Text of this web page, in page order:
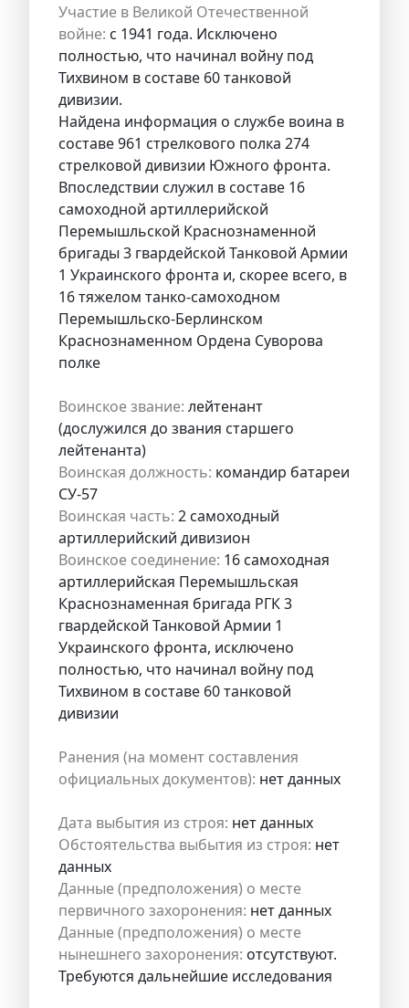
Участие в Великой Отечественной
войне: с 1941 года. Исключено
полностью, что начинал войну под
Тихвином в составе 60 танковой
дивизии.
Найдена информация о службе воина в
составе 961 стрелкового полка 274
стрелковой дивизии Южного фронта.
Впоследствии служил в составе 16
самоходной артиллерийской
Перемышльской Краснознаменной
бригады 3 гвардейской Танковой Армии
1 Украинского фронта и, скорее всего, в
16 тяжелом танко-самоходном
Перемышльско-Берлинском
Краснознаменном Ордена Суворова
полке
Воинское звание: лейтенант
(дослужился до звания старшего
лейтенанта)
Воинская должность: командир батареи
СУ-57
Воинская часть: 2 самоходный
артиллерийский дивизион
Воинское соединение: 16 самоходная
артиллерийская Перемышльская
Краснознаменная бригада РГК 3
гвардейской Танковой Армии 1
Украинского фронта, исключено
полностью, что начинал войну под
Тихвином в составе 60 танковой
дивизии
Ранения (на момент составления
официальных документов): нет данных
Дата выбытия из строя: нет данных
Обстоятельства выбытия из строя: нет
данных
Данные (предположения) о месте
первичного захоронения: нет данных
Данные (предположения) о месте
нынешнего захоронения: отсутствуют.
Требуются дальнейшие исследования